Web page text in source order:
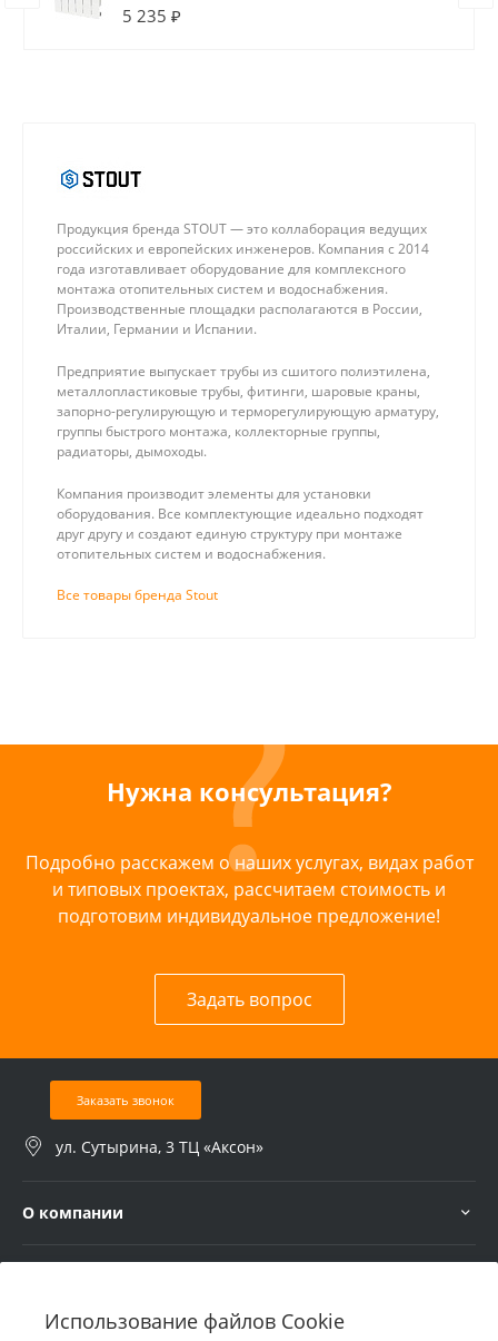
Использование файлов Cookie
5 235 ₽
Продукция бренда STOUT — это коллаборация ведущих
российских и европейских инженеров. Компания с 2014
года изготавливает оборудование для комплексного
монтажа отопительных систем и водоснабжения.
Производственные площадки располагаются в России,
Италии, Германии и Испании.
Предприятие выпускает трубы из сшитого полиэтилена,
металлопластиковые трубы, фитинги, шаровые краны,
запорно-регулирующую и терморегулирующую арматуру,
группы быстрого монтажа, коллекторные группы,
радиаторы, дымоходы.
Компания производит элементы для установки
оборудования. Все комплектующие идеально подходят
друг другу и создают единую структуру при монтаже
отопительных систем и водоснабжения.
Все товары бренда Stout
Нужна консультация?
Подробно расскажем о наших услугах, видах работ
и типовых проектах, рассчитаем стоимость и
подготовим индивидуальное предложение!
Задать вопрос
Заказать звонок
ул. Сутырина, 3 ТЦ «Аксон»
О компании